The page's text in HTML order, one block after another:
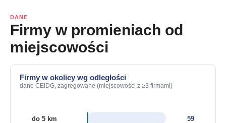
DANE
Firmy w promieniach od
miejscowości
Firmy w okolicy wg odległości
dane CEIDG, zagregowane (miejscowości z ≥3 firmami)